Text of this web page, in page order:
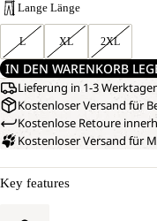
Lange Länge
L XL 2XL
IN DEN WARENKORB
Lieferung in 1-3
Kostenloser Versand für
Kostenlose Retoure
Kostenloser Versand für
Key features